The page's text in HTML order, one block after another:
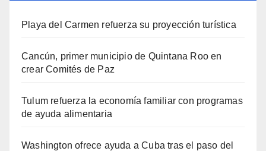
Playa del Carmen refuerza su proyección turística
Cancún, primer municipio de Quintana Roo en
crear Comités de Paz
Tulum refuerza la economía familiar con programas
de ayuda alimentaria
Washington ofrece ayuda a Cuba tras el paso del